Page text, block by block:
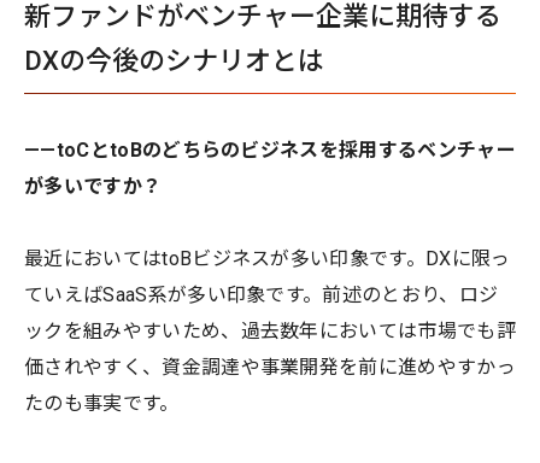
新ファンドがベンチャー企業に期待する
DXの今後のシナリオとは
——toCとtoBのどちらのビジネスを採用するベンチャー
が多いですか？
最近においてはtoBビジネスが多い印象です。DXに限っ
ていえばSaaS系が多い印象です。前述のとおり、ロジ
ックを組みやすいため、過去数年においては市場でも評
価されやすく、資金調達や事業開発を前に進めやすかっ
たのも事実です。